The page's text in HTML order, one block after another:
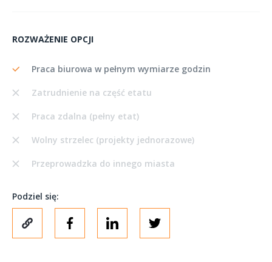
ROZWAŻENIE OPCJI
Praca biurowa w pełnym wymiarze godzin
Zatrudnienie na część etatu
Praca zdalna (pełny etat)
Wolny strzelec (projekty jednorazowe)
Przeprowadzka do innego miasta
Podziel się: